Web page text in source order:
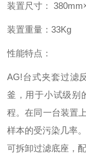
装置尺寸：
装置重量：33Kg
性能特点：
AG!台式夹套过滤
釜，用于小试级别
程。在同一台装置
样本的受污染几率。
可拆卸过滤底座，